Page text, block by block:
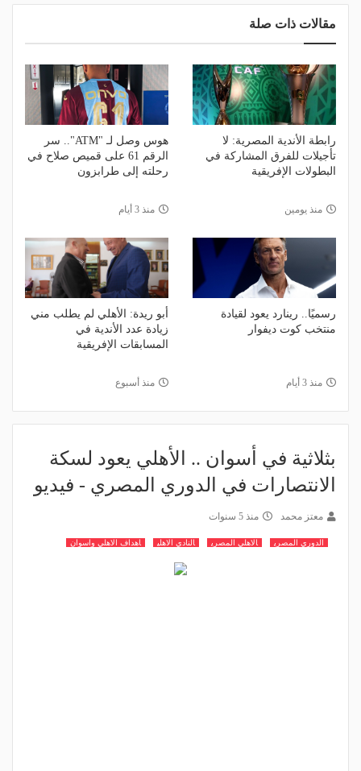
مقالات ذات صلة
رابطة الأندية المصرية: لا
تأجيلات للفرق المشاركة في
البطولات الإفريقية
منذ يومين
هوس وصل لـ "ATM".. سر
الرقم 61 على قميص صلاح في
رحلته إلى طرابزون
منذ 3 أيام
رسميًا.. رينارد يعود لقيادة
منتخب كوت ديفوار
منذ 3 أيام
أبو ريدة: الأهلي لم يطلب مني
زيادة عدد الأندية في
المسابقات الإفريقية
منذ أسبوع
بثلاثية في أسوان .. الأهلي يعود لسكة
الانتصارات في الدوري المصري - فيديو
معتز محمد منذ 5 سنوات
الدوري المصري الاهلي المصري النادي الاهلي اهداف الاهلي واسوان